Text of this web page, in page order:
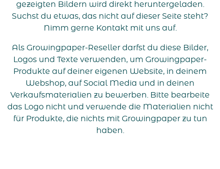
gezeigten Bildern wird direkt heruntergeladen.
Suchst du etwas, das nicht auf dieser Seite steht?
Nimm gerne Kontakt mit uns auf.
Als Growingpaper-Reseller darfst du diese Bilder,
Logos und Texte verwenden, um Growingpaper-
Produkte auf deiner eigenen Website, in deinem
Webshop, auf Social Media und in deinen
Verkaufsmaterialien zu bewerben. Bitte bearbeite
das Logo nicht und verwende die Materialien nicht
für Produkte, die nichts mit Growingpaper zu tun
haben.